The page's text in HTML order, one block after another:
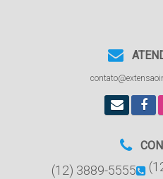
(12) 3889-5555